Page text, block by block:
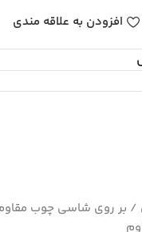
افزودن به علاقه مندی